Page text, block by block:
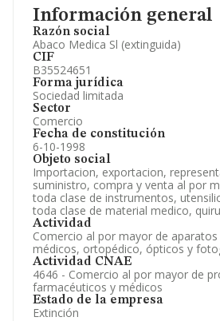
Información general
Razón social
Abaco Medica Sl (extinguida)
CIF
B35524651
Forma jurídica
Sociedad limitada
Sector
Comercio
Fecha de constitución
6-10-1998
Objeto social
Importacion, exportacion,
suministro, compra y venta al por
toda clase de instrumentos,
toda clase de material medico,
Actividad
Comercio al por mayor de
médicos, ortopédico, ópticos y
Actividad CNAE
4646 - Comercio al por mayor de
farmacéuticos y médicos
Estado de la empresa
Extinción
Información oficial y registral